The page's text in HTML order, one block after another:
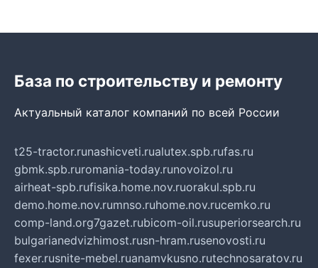
База по строительству и ремонту
Актуальный каталог компаний по всей России
t25-tractor.runashicveti.rualutex.spb.rufas.ru
gbmk.spb.ruromania-today.runovoizol.ru
airheat-spb.rufisika.home.nov.ruorakul.spb.ru
demo.home.nov.rumnso.ruhome.nov.rucemko.ru
comp-land.org7gazet.rubicom-oil.rusuperiorsearch.ru
bulgarianedvizhimost.rusn-hram.rusenovosti.ru
fexer.rusnite-mebel.ruanamvkusno.rutechnosaratov.ru